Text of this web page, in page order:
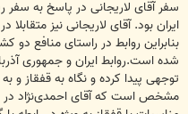
سفر آقای لاریجانی در پاسخ به
ایران بود. آقای لاریجانی نیز
بنابراین روابط در راستای منافع
شده است.روابط ایران و جمهوری
توجهی پیدا کرده و نگاه به قفقاز و
مشخص است که آقای احمدی‌نژاد